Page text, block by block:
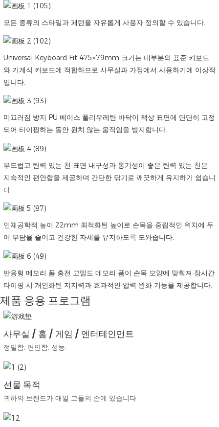
모든 종류의 스타일과 패턴을 자유롭게 사용자 정의할 수 있습니다.
Universal Keyboard Fit 475×79mm 크기는 대부분의 표준 키보드
와 기계식 키보드에 적합하므로 사무실과 가정에서 사용하기에 이상적
입니다.
미끄러짐 방지 PU 베이스 폴리우레탄 바닥이 책상 표면에 단단히 고정
되어 타이핑하는 동안 원치 않는 움직임을 방지합니다.
부드럽고 탄력 있는 천 표면 내구성과 통기성이 좋은 탄력 있는 천은
지속적인 편안함을 제공하며 간단한 닦기로 깨끗하게 유지하기 쉽습니
다.
인체공학적 높이 22mm 최적화된 높이로 손목을 중립적인 위치에 두
어 부담을 줄이고 건강한 자세를 유지하도록 도와줍니다.
반응형 메모리 폼 충전 고밀도 메모리 폼이 손목 모양에 맞춰져 장시간
타이핑 시 개인화된 지지력과 효과적인 압력 완화 기능을 제공합니다.
제품 응용 프로그램
사무실 / 홈 / 게임 / 엔터테인먼트
정밀함. 편안함. 성능.
선물 목적
귀하의 브랜드가 매일 그들의 손에 있습니다.